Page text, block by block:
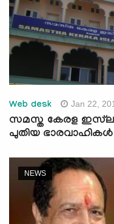
Web desk Jan 22,
സമസ്ത കേരള
പുതിയ ഭാരവാഹികള്‍
NEWS